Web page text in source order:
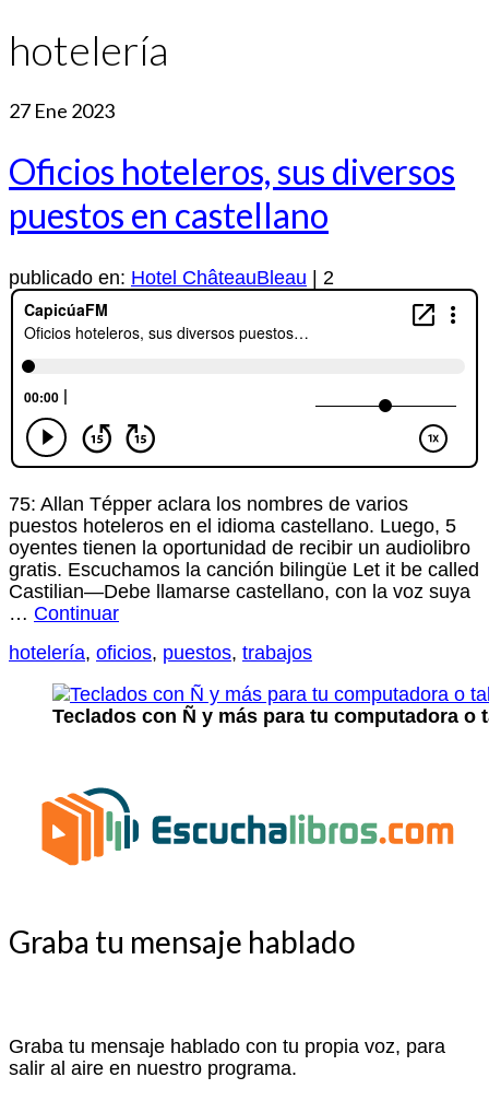
hotelería
27 Ene 2023
Oficios hoteleros, sus diversos
puestos en castellano
publicado en: Hotel ChâteauBleau 2
75: Allan Tépper aclara los nombres de varios
puestos hoteleros en el idioma castellano. Luego, 5
oyentes tienen la oportunidad de recibir un audiolibro
gratis. Escuchamos la canción bilingüe Let it be called
Castilian—Debe llamarse castellano, con la voz suya
… Continuar
hotelería, oficios, puestos, trabajos
Teclados con Ñ y más para tu computadora o
Graba tu mensaje hablado
Graba tu mensaje hablado con tu propia voz, para
salir al aire en nuestro programa.